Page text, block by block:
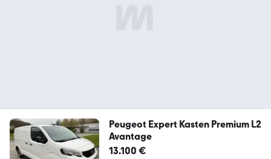
Peugeot Expert Kasten Premium L2
Avantage
13.100 €